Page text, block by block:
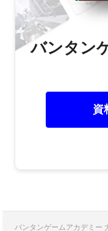
バンタン
資
バンタンゲームアカデミー